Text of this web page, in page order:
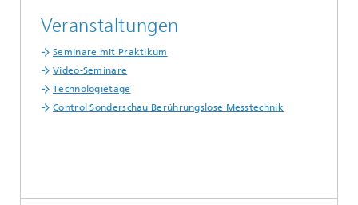
Veranstaltungen
Seminare mit Praktikum
Video-Seminare
Technologietage
Control Sonderschau Berührungslose Messtechnik